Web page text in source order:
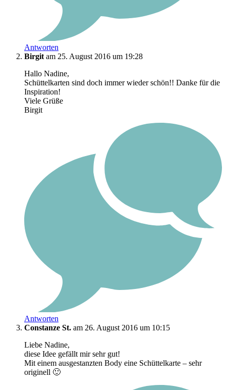
Antworten
Birgit am 25. August 2016 um 19:28
Hallo Nadine,
Schüttelkarten sind doch immer wieder schön!! Danke für die
Inspiration!
Viele Grüße
Birgit
Antworten
Constanze St. am 26. August 2016 um 10:15
Liebe Nadine,
diese Idee gefällt mir sehr gut!
Mit einem ausgestanzten Body eine Schüttelkarte – sehr
originell 🙂